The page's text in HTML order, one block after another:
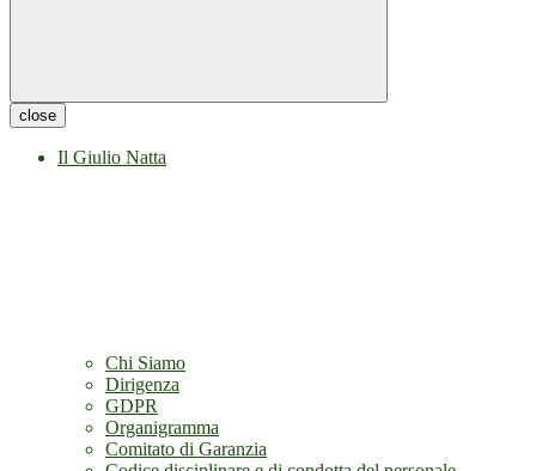
close
Il Giulio Natta
Chi Siamo
Dirigenza
GDPR
Organigramma
Comitato di Garanzia